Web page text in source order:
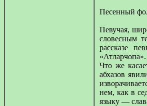
Песенный
Певучая,
словесным
рассказе
Что же
абхазов
нем, как в
языку —